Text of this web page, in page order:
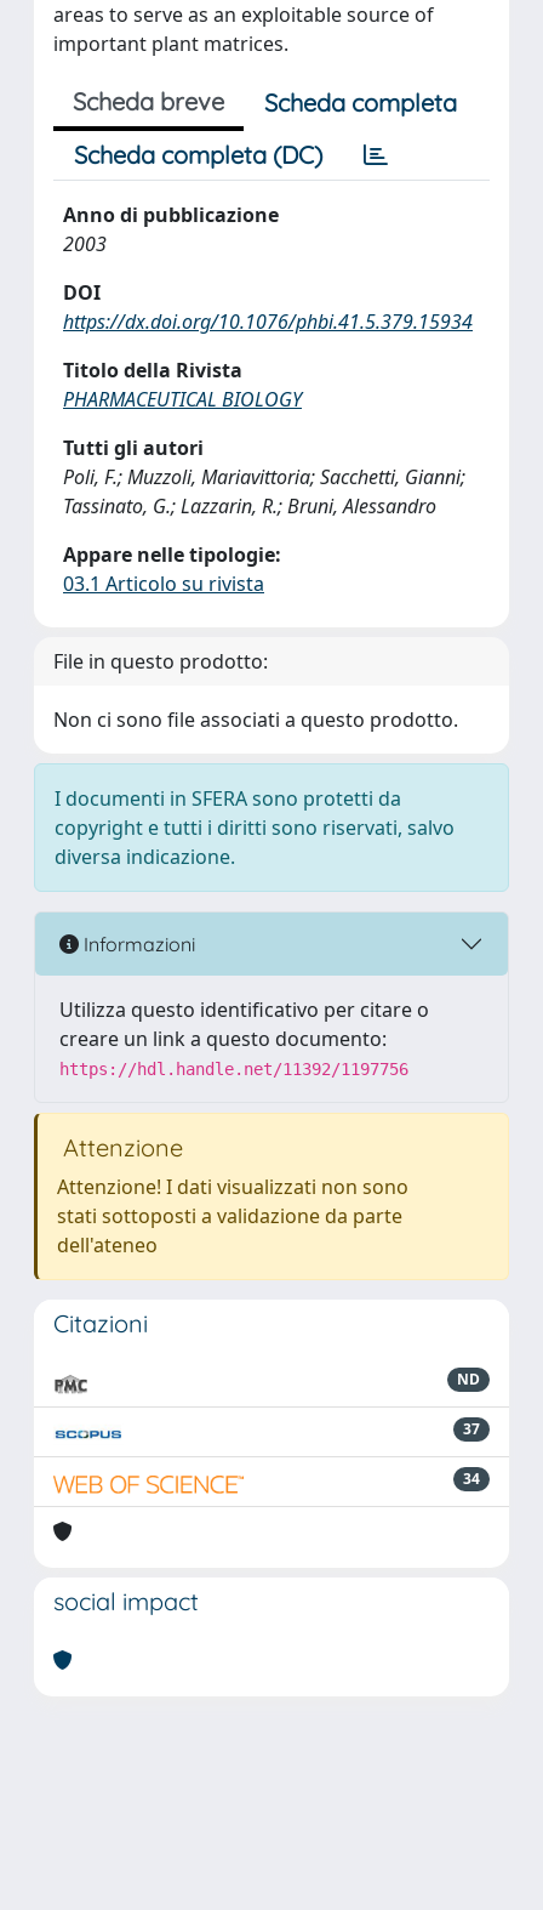
areas to serve as an exploitable source of
important plant matrices.
Scheda breve
Scheda completa
Scheda completa (DC)
Anno di pubblicazione
2003
DOI
https://dx.doi.org/10.1076/phbi.41.5.379.15934
Titolo della Rivista
PHARMACEUTICAL BIOLOGY
Tutti gli autori
Poli, F.; Muzzoli, Mariavittoria; Sacchetti, Gianni;
Tassinato, G.; Lazzarin, R.; Bruni, Alessandro
Appare nelle tipologie:
03.1 Articolo su rivista
File in questo prodotto:
Non ci sono file associati a questo prodotto.
I documenti in SFERA sono protetti da
copyright e tutti i diritti sono riservati, salvo
diversa indicazione.
Informazioni
Utilizza questo identificativo per citare o
creare un link a questo documento:
https://hdl.handle.net/11392/1197756
Attenzione
Attenzione! I dati visualizzati non sono
stati sottoposti a validazione da parte
dell'ateneo
Citazioni
ND
37
34
social impact